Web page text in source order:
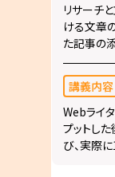
リサーチ
ける文章
た記事の
講義内容
Webライ
プットし
び、実際